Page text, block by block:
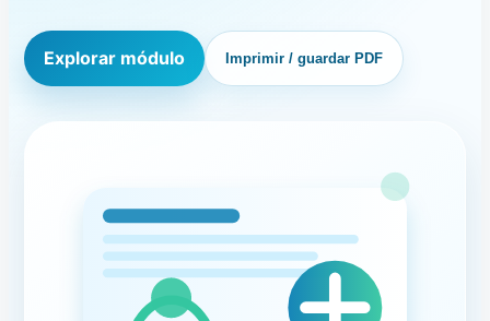
Explorar módulo Imprimir / guardar PDF